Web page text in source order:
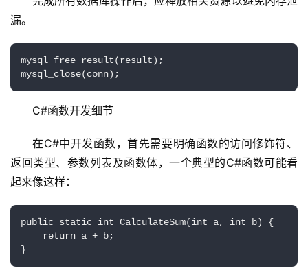
漏。
mysql_free_result(result);
mysql_close(conn);
C#函数开发细节
在C#中开发函数，首先需要明确函数的访问修饰符、
返回类型、参数列表及函数体，一个典型的C#函数可能看
起来像这样：
public static int CalculateSum(int a, int b) {
    return a + b;
}